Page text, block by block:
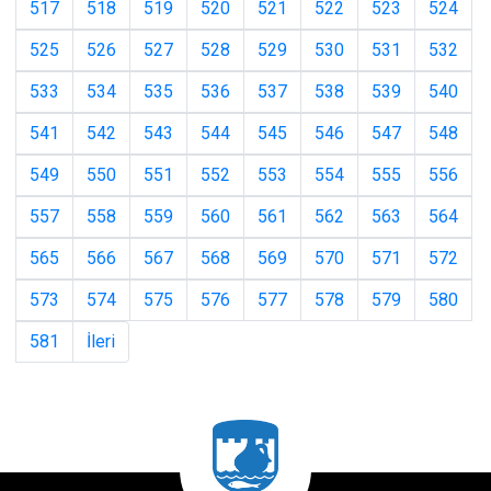
517 518 519 520 521 522 523
524
525
526 527 528 529 530 531
532
533
534 535 536 537 538 539
540
541
542 543 544 545 546 547
548
549
550 551 552 553 554 555
556
557
558 559 560 561 562 563
564
565
566 567 568 569 570 571
572
573
574 575 576 577 578 579
580
581
İleri